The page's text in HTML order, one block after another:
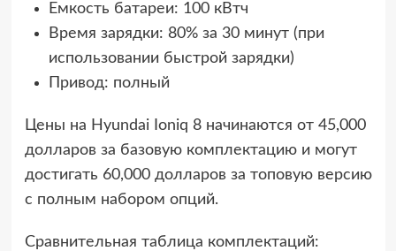
Емкость батареи: 100 кВтч
Время зарядки: 80% за 30 минут (при
использовании быстрой зарядки)
Привод: полный
Цены на Hyundai Ioniq 8 начинаются от 45,000
долларов за базовую комплектацию и могут
достигать 60,000 долларов за топовую версию
с полным набором опций.
Сравнительная таблица комплектаций: